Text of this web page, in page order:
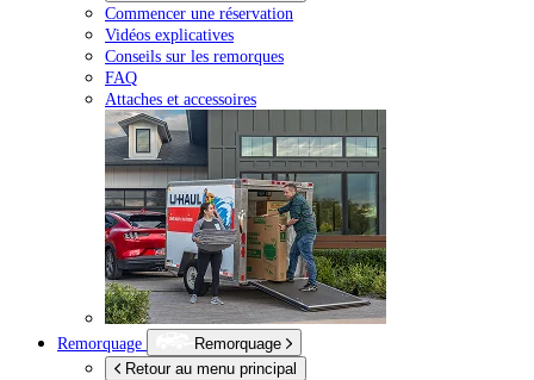
Commencer une réservation
Vidéos explicatives
Conseils sur les remorques
FAQ
Attaches et accessoires
Remorquage
Remorquage
Retour au menu principal